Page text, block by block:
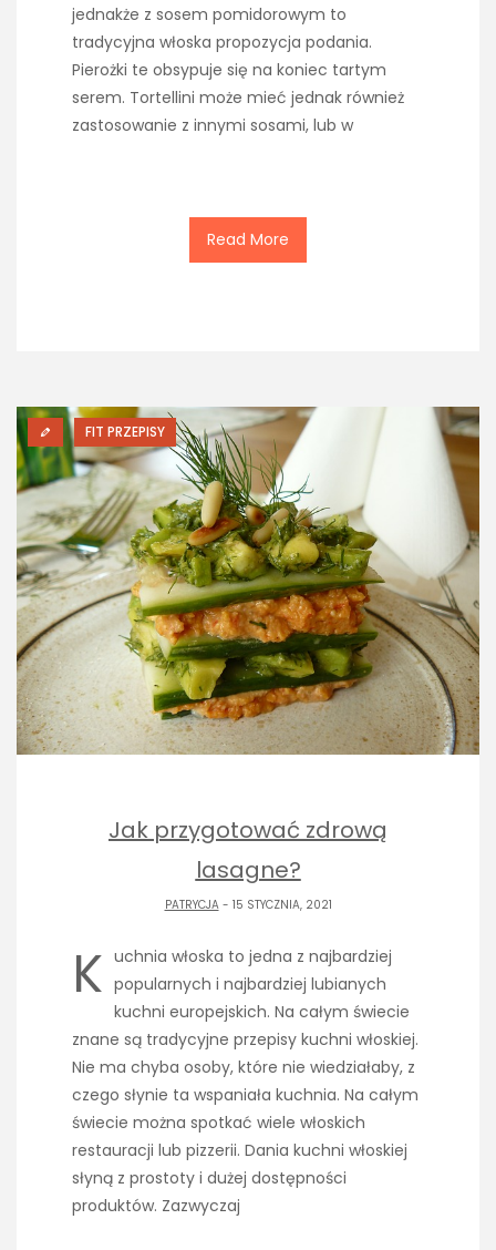
jednakże z sosem pomidorowym to
tradycyjna włoska propozycja podania.
Pierożki te obsypuje się na koniec tartym
serem. Tortellini może mieć jednak również
zastosowanie z innymi sosami, lub w
Read More
FIT PRZEPISY
Jak przygotować zdrową
lasagne?
PATRYCJA- 15 STYCZNIA, 2021
K uchnia włoska to jedna z najbardziej
popularnych i najbardziej lubianych
kuchni europejskich. Na całym świecie
znane są tradycyjne przepisy kuchni włoskiej.
Nie ma chyba osoby, które nie wiedziałaby, z
czego słynie ta wspaniała kuchnia. Na całym
świecie można spotkać wiele włoskich
restauracji lub pizzerii. Dania kuchni włoskiej
słyną z prostoty i dużej dostępności
produktów. Zazwyczaj